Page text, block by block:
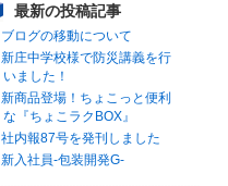
最新の投稿記事
ブログの移動について
新庄中学校様で防災講義を行
いました！
新商品登場！ちょこっと便利
な『ちょこラクBOX』
社内報87号を発刊しました
新入社員-包装開発G-